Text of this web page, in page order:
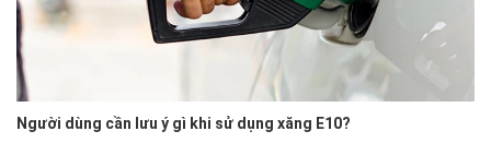
Người dùng cần lưu ý gì khi sử dụng xăng E10?